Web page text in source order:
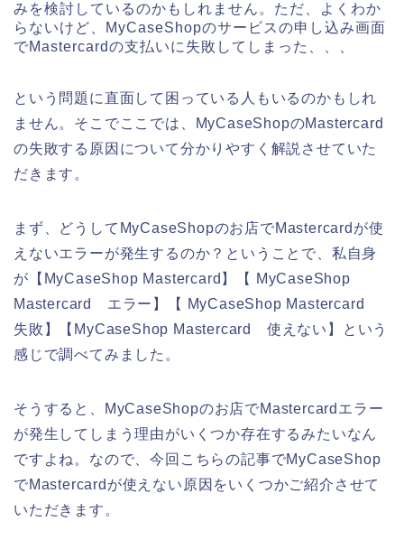
みを検討しているのかもしれません。ただ、よくわか
らないけど、MyCaseShopのサービスの申し込み画面
でMastercardの支払いに失敗してしまった、、、
という問題に直面して困っている人もいるのかもしれ
ません。そこでここでは、MyCaseShopのMastercard
の失敗する原因について分かりやすく解説させていた
だきます。
まず、どうしてMyCaseShopのお店でMastercardが使
えないエラーが発生するのか？ということで、私自身
が【MyCaseShop Mastercard】【 MyCaseShop
Mastercard エラー】【 MyCaseShop Mastercard
失敗】【MyCaseShop Mastercard 使えない】という
感じで調べてみました。
そうすると、MyCaseShopのお店でMastercardエラー
が発生してしまう理由がいくつか存在するみたいなん
ですよね。なので、今回こちらの記事でMyCaseShop
でMastercardが使えない原因をいくつかご紹介させて
いただきます。